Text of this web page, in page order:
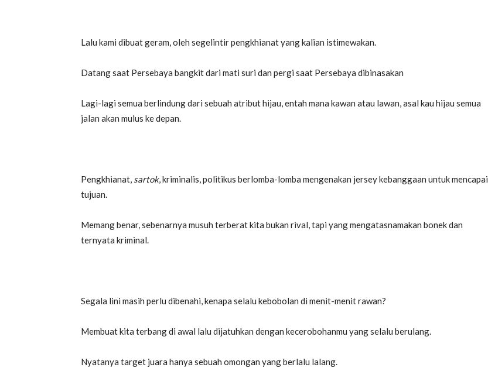
Lalu kami dibuat geram, oleh segelintir pengkhianat yang kalian istimewakan.
Datang saat Persebaya bangkit dari mati suri dan pergi saat Persebaya dibinasakan
Lagi-lagi semua berlindung dari sebuah atribut hijau, entah mana kawan atau lawan, asal kau hijau semua
jalan akan mulus ke depan.
Pengkhianat, sartok, kriminalis, politikus berlomba-lomba mengenakan jersey kebanggaan untuk mencapai
tujuan.
Memang benar, sebenarnya musuh terberat kita bukan rival, tapi yang mengatasnamakan bonek dan
ternyata kriminal.
Segala lini masih perlu dibenahi, kenapa selalu kebobolan di menit-menit rawan?
Membuat kita terbang di awal lalu dijatuhkan dengan kecerobohanmu yang selalu berulang.
Nyatanya target juara hanya sebuah omongan yang berlalu lalang.